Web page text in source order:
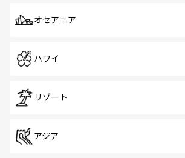
オセアニア
ハワイ
リゾート
アジア